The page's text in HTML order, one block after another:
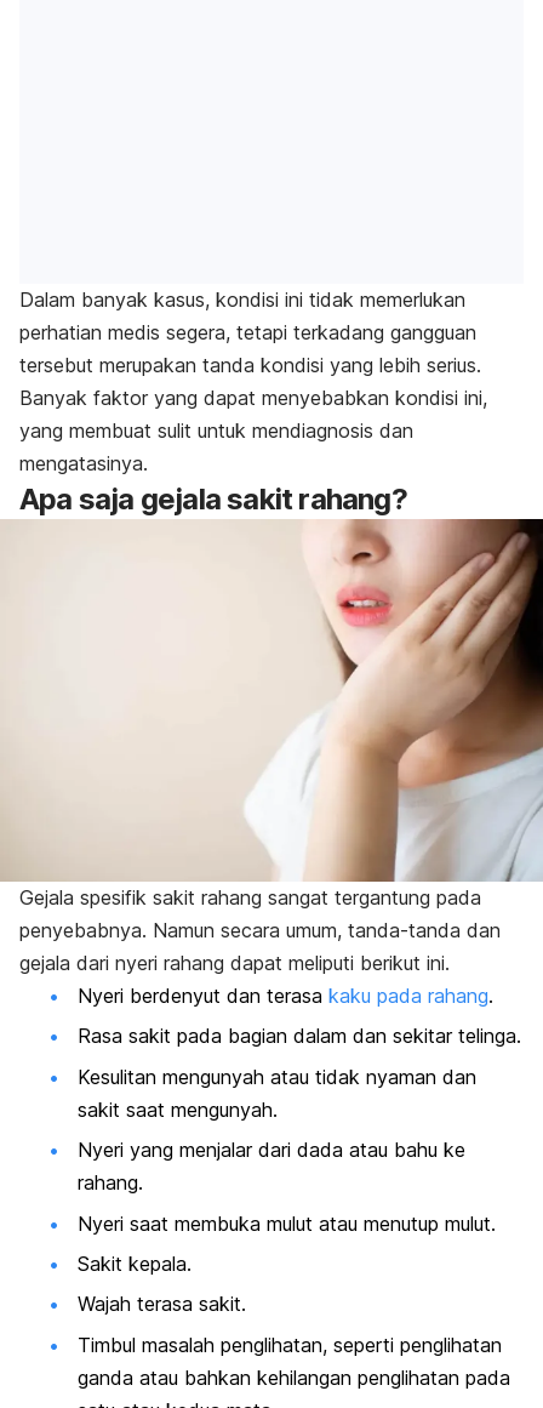
Dalam banyak kasus, kondisi ini tidak memerlukan
perhatian medis segera, tetapi terkadang gangguan
tersebut merupakan tanda kondisi yang lebih serius.
Banyak faktor yang dapat menyebabkan kondisi ini,
yang membuat sulit untuk mendiagnosis dan
mengatasinya.
Apa saja gejala sakit rahang?
Gejala spesifik sakit rahang sangat tergantung pada
penyebabnya. Namun secara umum, tanda-tanda dan
gejala dari nyeri rahang dapat meliputi berikut ini.
Nyeri berdenyut dan terasa kaku pada rahang.
Rasa sakit pada bagian dalam dan sekitar telinga.
Kesulitan mengunyah atau tidak nyaman dan
sakit saat mengunyah.
Nyeri yang menjalar dari dada atau bahu ke
rahang.
Nyeri saat membuka mulut atau menutup mulut.
Sakit kepala.
Wajah terasa sakit.
Timbul masalah penglihatan, seperti penglihatan
ganda atau bahkan kehilangan penglihatan pada